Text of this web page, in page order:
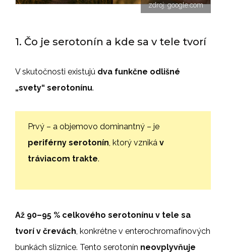
zdroj: google.com
1. Čo je serotonín a kde sa v tele tvorí
V skutočnosti existujú dva funkčne odlišné
„svety“ serotonínu.
Prvý – a objemovo dominantný – je
periférny serotonín, ktorý vzniká v
tráviacom trakte.
Až 90–95 % celkového serotonínu v tele sa
tvorí v črevách, konkrétne v enterochromafínových
bunkách sliznice. Tento serotonín neovplyvňuje